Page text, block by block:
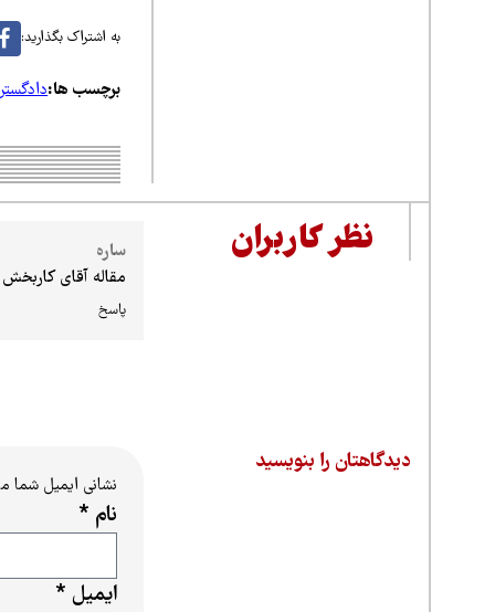
به اشتراک بگذارید:
برچسب ها:
نظر کاربران
ساره
مقاله آقای
پاسخ
دیدگاهتان را بنویسید
نشانی ایمیل شما
نام *
ایمیل *